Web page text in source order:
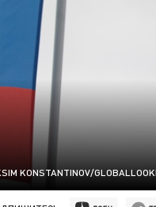
KONSTANTINOV/